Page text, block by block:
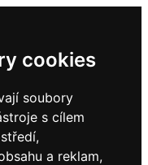
cookies
soubory
s cílem
a reklam,